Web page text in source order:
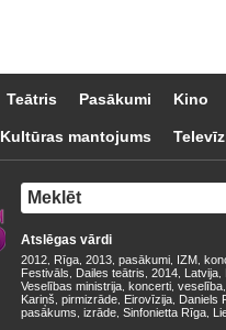
Teātris Pasākumi Kino
Kultūras mantojums
Atslēgas vārdi
2012 Rīga 2013 pasākumi IZM
Festivāls
Dailes teātris 2014 Latvija
Veselības ministrija koncerti veselība
Kariņš pirmizrāde Eirovīzija Daniels
pasākums izrāde Sinfonietta Rīga